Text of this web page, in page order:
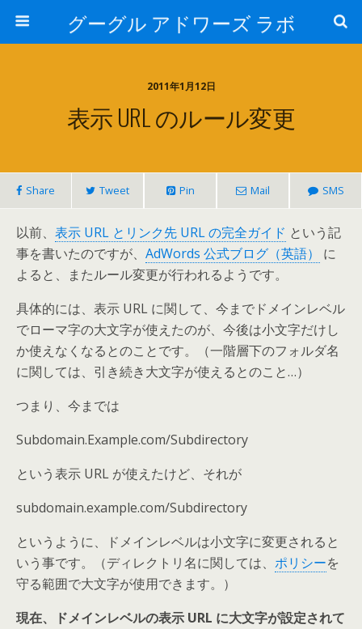
グーグル アドワーズ ラボ
2011年1月12日
表示 URL のルール変更
Share Tweet Pin Mail SMS
以前、 表示 URL とリンク先 URL の完全ガイド という記
事を書いたのですが、 AdWords 公式ブログ（英語）
に
よると、またルール変更が行われるようです。
具体的には、表示 URL に関して、今までドメインレベル
でローマ字の大文字が使えたのが、今後は小文字だけし
か使えなくなるとのことです。（一階層下のフォルダ名
に関しては、引き続き大文字が使えるとのこと…）
つまり、今までは
Subdomain.Example.com/Subdirectory
という表示 URL が使えたけど、それが
subdomain.example.com/Subdirectory
というように、ドメインレベルは小文字に変更されると
いう事です。（ディレクトリ名に関しては、 ポリシーを
守る範囲で大文字が使用できます。）
現在、ドメインレベルの表示 URL に大文字が設定されて